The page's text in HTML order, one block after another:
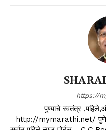
https://
पुण्याचे स्वतंत्र
http://mymarathi.net/ पुणे